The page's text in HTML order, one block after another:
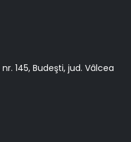
145, Budeşti, jud. Vâlcea